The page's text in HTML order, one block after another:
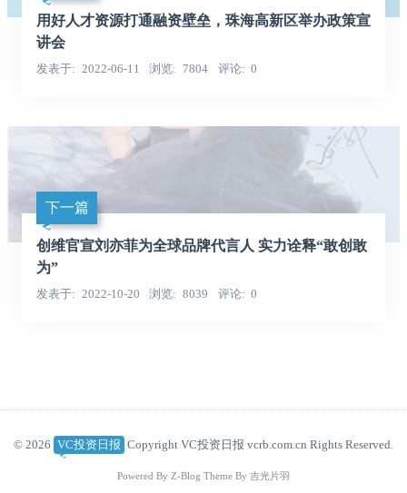
用好人才资源打通融资壁垒，珠海高新区举办政策宣
讲会
发表于 2022-06-11 浏览 7804 评论 0
下一篇
创维官宣刘亦菲为全球品牌代言人 实力诠释“敢创敢
为”
发表于 2022-10-20 浏览 8039 评论 0
© 2026 VC投资日报 Copyright VC投资日报 vcrb.com.cn Rights Reserved.
Powered By Z-Blog Theme By 吉光片羽